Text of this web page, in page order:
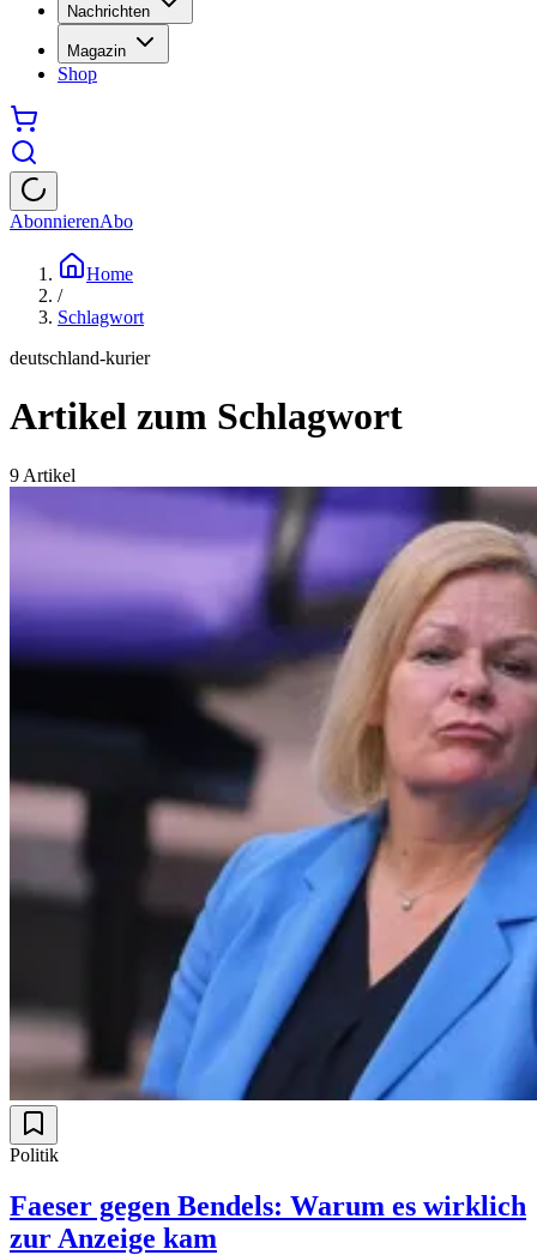
Nachrichten
Magazin
Shop
AbonnierenAbo
Home
/
Schlagwort
deutschland-kurier
Artikel zum Schlagwort
9 Artikel
Politik
Faeser gegen Bendels: Warum es wirklich
zur Anzeige kam